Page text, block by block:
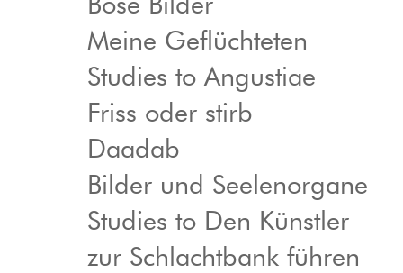
Meine Geflüchteten
Studies to Angustiae
Friss oder stirb
Daadab
Bilder und Seelenorgane
Studies to Den Künstler
zur Schlachtbank führen